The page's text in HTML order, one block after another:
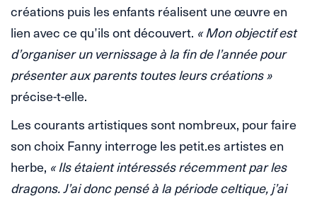
créations puis les enfants réalisent une œuvre en
lien avec ce qu’ils ont découvert. « Mon objectif est
d’organiser un vernissage à la fin de l’année pour
présenter aux parents toutes leurs créations »
précise-t-elle.
Les courants artistiques sont nombreux, pour faire
son choix Fanny interroge les petit.es artistes en
herbe, « Ils étaient intéressés récemment par les
dragons. J’ai donc pensé à la période celtique, j’ai